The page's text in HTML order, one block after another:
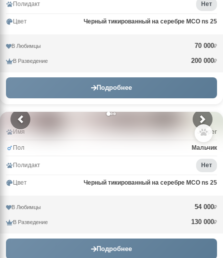
Полидакт Нет
Цвет Черный тикированный на серебре MCO ns 25
В Любимцы 70 000₽
В Разведение 200 000₽
Подробнее
Имя Jasper
Пол Мальчик
Полидакт Нет
Цвет Черный тикированный на серебре MCO ns 25
В Любимцы 54 000₽
В Разведение 130 000₽
Подробнее